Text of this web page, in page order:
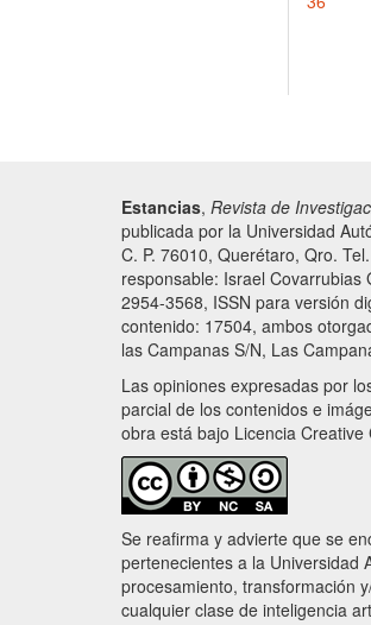
Estancias, Revista de
publicada por la Universidad
C. P. 76010, Querétaro, Qro.
responsable: Israel
2954-3568, ISSN para versión
contenido: 17504, ambos
las Campanas S/N, Las
Las opiniones expresadas por
parcial de los contenidos e
obra está bajo Licencia
Se reafirma y advierte que se
pertenecientes a la Universidad
procesamiento, transformación
cualquier clase de inteligencia